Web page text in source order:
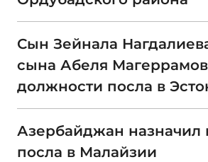
Сын Зейнала
сына Абеля
должности посла в
Азербайджан назначил
посла в Малайзии